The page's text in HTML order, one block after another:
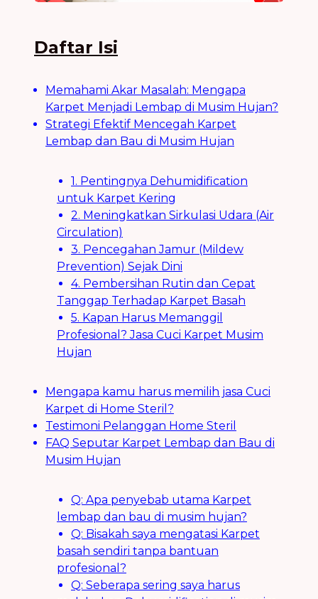
Daftar Isi
Memahami Akar Masalah: Mengapa
Karpet Menjadi Lembap di Musim Hujan?
Strategi Efektif Mencegah Karpet
Lembap dan Bau di Musim Hujan
1. Pentingnya Dehumidification
untuk Karpet Kering
2. Meningkatkan Sirkulasi Udara (Air
Circulation)
3. Pencegahan Jamur (Mildew
Prevention) Sejak Dini
4. Pembersihan Rutin dan Cepat
Tanggap Terhadap Karpet Basah
5. Kapan Harus Memanggil
Profesional? Jasa Cuci Karpet Musim
Hujan
Mengapa kamu harus memilih jasa Cuci
Karpet di Home Steril?
Testimoni Pelanggan Home Steril
FAQ Seputar Karpet Lembap dan Bau di
Musim Hujan
Q: Apa penyebab utama Karpet
lembap dan bau di musim hujan?
Q: Bisakah saya mengatasi Karpet
basah sendiri tanpa bantuan
profesional?
Q: Seberapa sering saya harus